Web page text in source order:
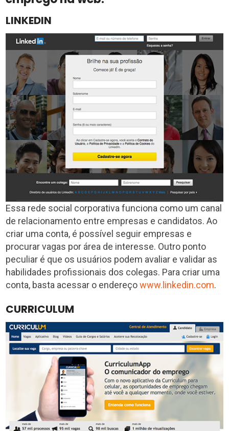
LINKEDIN
Essa rede social corporativa funciona como um canal
de relacionamento entre empresas e candidatos. Ao
criar uma conta, é possível seguir empresas e
procurar vagas por área de interesse. Outro ponto
peculiar é que os usuários podem avaliar e validar as
habilidades profissionais dos colegas. Para criar uma
conta, basta acessar o endereçowww.linkedin.com.
CURRICULUM